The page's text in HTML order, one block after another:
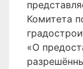
Комитета
«О